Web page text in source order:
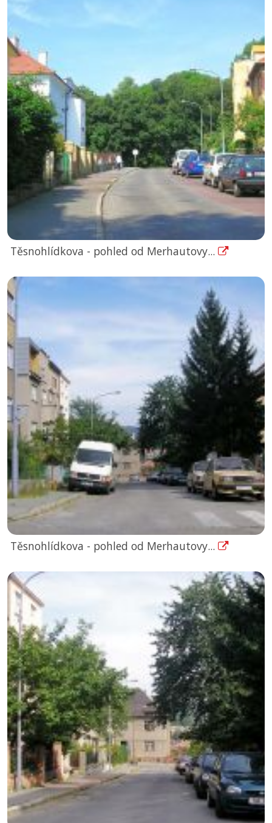
Těsnohlídkova - pohled od Merhautovy...
Těsnohlídkova - pohled od Merhautovy...